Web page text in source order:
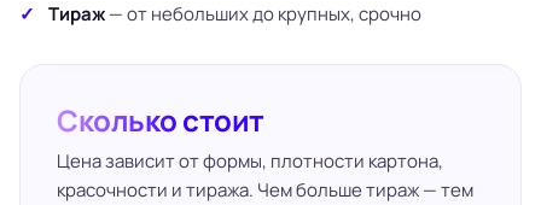
Тираж— от небольших до крупных, срочно
Сколько стоит
Цена зависит от формы, плотности картона,
красочности и тиража. Чем больше тираж — тем